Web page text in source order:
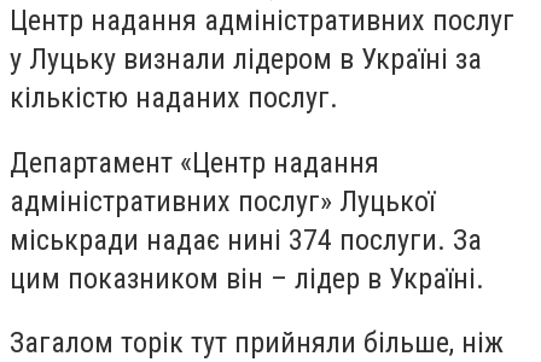
Центр надання адміністративних послуг
у Луцьку визнали лідером в Україні за
кількістю наданих послуг.
Департамент «Центр надання
адміністративних послуг» Луцької
міськради надає нині 374 послуги. За
цим показником він – лідер в Україні.
Загалом торік тут прийняли більше, ніж